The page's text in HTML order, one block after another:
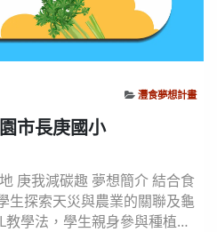
市長庚國小
庚我減碳趣 夢想簡介 結合食
生探索天災與農業的關聯及龜
學法，學生親身參與種植蔬
灃食夢想計畫